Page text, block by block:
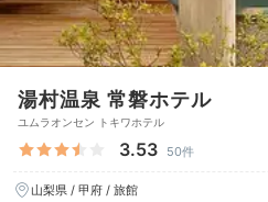
湯村温泉 常磐ホテル
ユムラオンセン トキワホテル
3.53 50件
山梨県 / 甲府 / 旅館